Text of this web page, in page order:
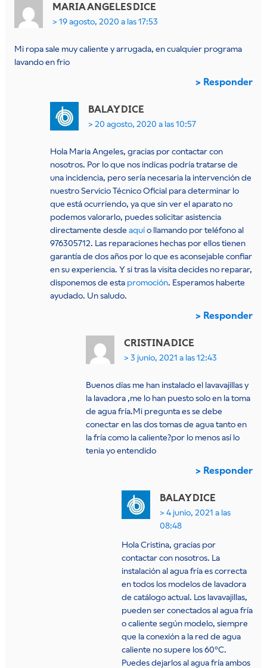
MARIA ANGELESDICE
19 agosto, 2020 a las 17:53
Mi ropa sale muy caliente y arrugada, en cualquier programa
lavando en frio
Responder
BALAYDICE
20 agosto, 2020 a las 10:57
Hola Maria Angeles, gracias por contactar con
nosotros. Por lo que nos indicas podría tratarse de
una incidencia, pero sería necesaria la intervención de
nuestro Servicio Técnico Oficial para determinar lo
que está ocurriendo, ya que sin ver el aparato no
podemos valorarlo, puedes solicitar asistencia
directamente desde aquío llamando por teléfono al
976305712. Las reparaciones hechas por ellos tienen
garantía de dos años por lo que es aconsejable confiar
en su experiencia. Y si tras la visita decides no reparar,
disponemos de esta promoción. Esperamos haberte
ayudado. Un saludo.
Responder
CRISTINADICE
3 junio, 2021 a las 12:43
Buenos días me han instalado el lavavajillas y
la lavadora ,me lo han puesto solo en la toma
de agua fría.Mi pregunta es se debe
conectar en las dos tomas de agua tanto en
la fría como la caliente?por lo menos así lo
tenia yo entendido
Responder
BALAYDICE
4 junio, 2021 a las
08:48
Hola Cristina, gracias por
contactar con nosotros. La
instalación al agua fría es correcta
en todos los modelos de lavadora
de catálogo actual. Los lavavajillas,
pueden ser conectados al agua fría
o caliente según modelo, siempre
que la conexión a la red de agua
caliente no supere los 60°C.
Puedes dejarlos al agua fría ambos